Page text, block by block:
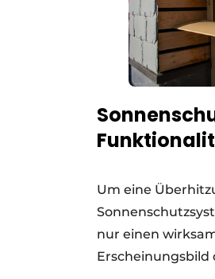
Um eine
nur einen
Erscheinungsbild